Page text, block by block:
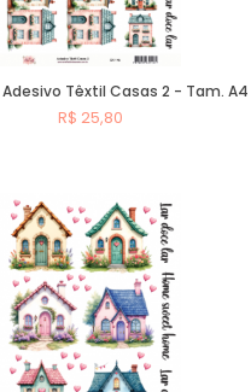
Têxtil Casas 2 - Tam. A4
R$ 25,80